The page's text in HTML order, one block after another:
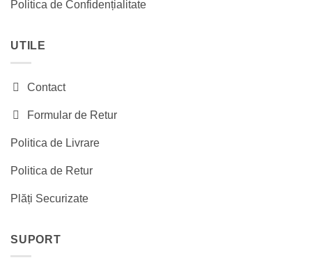
Politica de Confidențialitate
UTILE
Contact
Formular de Retur
Politica de Livrare
Politica de Retur
Plăți Securizate
SUPORT